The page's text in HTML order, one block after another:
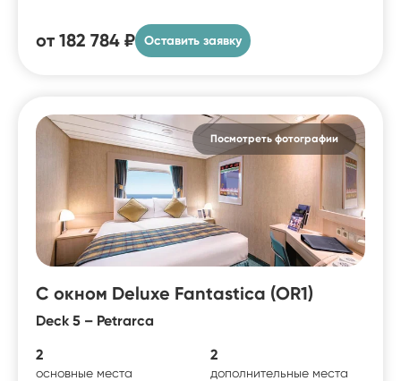
от 182 784 ₽ Оставить заявку
Посмотреть фотографии
С окном Deluxe Fantastica (OR1)
Deck 5 – Petrarca
2
основные места
2
дополнительные места